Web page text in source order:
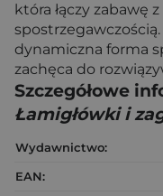
która łączy zabawę
dynamiczna forma
zachęca do
Szczegółowe
Łamigłówki i
Wydawnictwo:
EAN: